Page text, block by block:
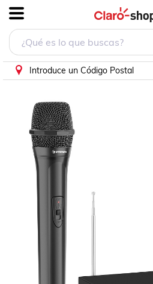
Introduce un Código Postal
Micrófono Inalámbrico De Mano